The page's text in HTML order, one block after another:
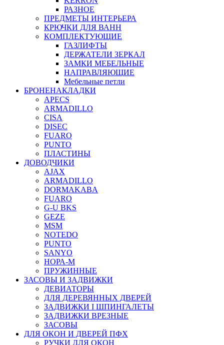
РАЗНОЕ
ПРЕДМЕТЫ ИНТЕРЬЕРА
КРЮЧКИ ДЛЯ ВАНН
КОМПЛЕКТУЮЩИЕ
ГАЗЛИФТЫ
ДЕРЖАТЕЛИ ЗЕРКАЛ
ЗАМКИ МЕБЕЛЬНЫЕ
НАПРАВЛЯЮЩИЕ
Мебельные петли
БРОНЕНАКЛАДКИ
APECS
ARMADILLO
CISA
DISEC
FUARO
PUNTO
ПЛАСТИНЫ
ДОВОДЧИКИ
AJAX
ARMADILLO
DORMAKABA
FUARO
G-U BKS
GEZE
MSM
NOTEDO
PUNTO
SANYO
НОРА-М
ПРУЖИННЫЕ
ЗАСОВЫ И ЗАДВИЖКИ
ДЕВИАТОРЫ
ДЛЯ ДЕРЕВЯННЫХ ДВЕРЕЙ
ЗАДВИЖКИ I ШПИНГАЛЕТЫ
ЗАДВИЖКИ ВРЕЗНЫЕ
ЗАСОВЫ
ДЛЯ ОКОН И ДВЕРЕЙ ПФХ
РУЧКИ ДЛЯ ОКОН